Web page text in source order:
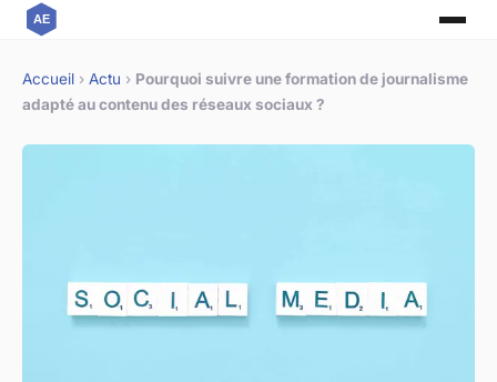
Accueil › Actu › Pourquoi suivre une formation de journalisme
adapté au contenu des réseaux sociaux ?